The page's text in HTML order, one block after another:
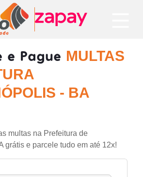
e Pague MULTAS
- BA
multas na Prefeitura de
grátis e parcele tudo em até 12x!